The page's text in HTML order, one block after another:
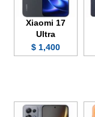
Xiaomi 17
Ultra
1,400 $